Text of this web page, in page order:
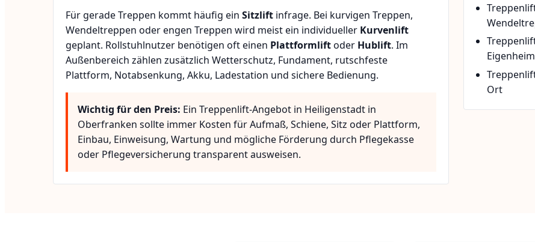
Für gerade Treppen kommt häufig ein Sitzlift infrage. Bei kurvigen Treppen,
Wendeltreppen oder engen Treppen wird meist ein individueller Kurvenlift
geplant. Rollstuhlnutzer benötigen oft einen Plattformliftoder Hublift. Im
Außenbereich zählen zusätzlich Wetterschutz, Fundament, rutschfeste
Plattform, Notabsenkung, Akku, Ladestation und sichere Bedienung.
Wichtig für den Preis: Ein Treppenlift-Angebot in Heiligenstadt in
Oberfranken sollte immer Kosten für Aufmaß, Schiene, Sitz oder Plattform,
Einbau, Einweisung, Wartung und mögliche Förderung durch Pflegekasse
oder Pflegeversicherung transparent ausweisen.
Eigenheim
Ort